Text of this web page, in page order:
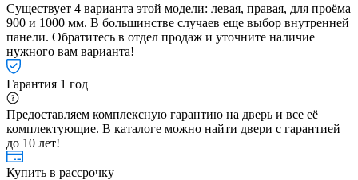
Существует 4 варианта этой модели: левая, правая, для проёма
900 и 1000 мм. В большинстве случаев еще выбор внутренней
панели. Обратитесь в отдел продаж и уточните наличие
нужного вам варианта!
Гарантия 1 год
Предоставляем комплексную гарантию на дверь и все её
комплектующие. В каталоге можно найти двери с гарантией
до 10 лет!
Купить в рассрочку